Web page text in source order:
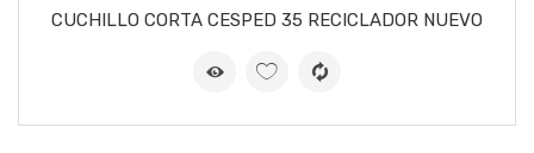
CUCHILLO CORTA CESPED 35 RECICLADOR NUEVO